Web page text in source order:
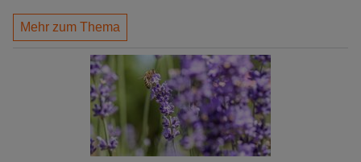
Mehr zum Thema